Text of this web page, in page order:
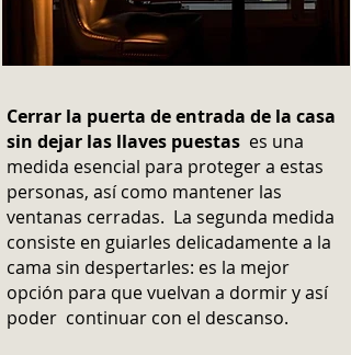
Cerrar la puerta de entrada de la casa
sin dejar las llaves puestas es una
medida esencial para proteger a estas
personas, así como mantener las
ventanas cerradas. La segunda medida
consiste en guiarles delicadamente a la
cama sin despertarles: es la mejor
opción para que vuelvan a dormir y así
poder continuar con el descanso.